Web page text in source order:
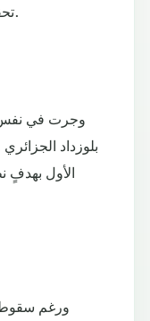
تحقيق أول انتصار له بعد هزيمتين وتعادل.
وجرت في
بلوزداد
الأول بهدفٍ
ورغم